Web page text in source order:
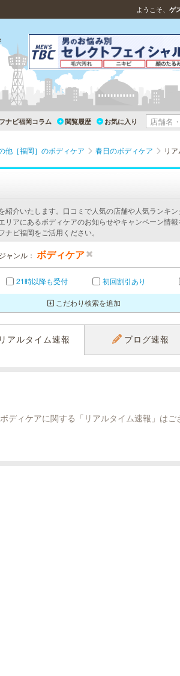
ようこそ、 ゲ
ナビ福岡コラム 閲覧履歴 お気に入り
他［福岡］のボディケア 春日のボディケア リ
介いたします。口コミで人気の店舗や人気ランキ
リアにあるボディケアのお知らせやキャンペーン情
ビ福岡をご活用ください。
ジャンル： ボディケア
21時以降も受付 初回割引あり
こだわり検索を追加
リアルタイム速報 ブログ速報
ディケアに関する「リアルタイム速報」はご